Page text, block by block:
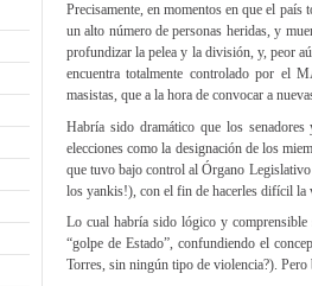
Precisamente, en momentos en que el
un alto número de personas heridas, y
profundizar la pelea y la división, y, peor
encuentra totalmente controlado por el
masistas, que a la hora de convocar a
Habría sido dramático que los
elecciones como la designación de los
que tuvo bajo control al Órgano
los yankis!), con el fin de hacerles difícil la
Lo cual habría sido lógico y
“golpe de Estado”, confundiendo el
Torres, sin ningún tipo de violencia?). Pero